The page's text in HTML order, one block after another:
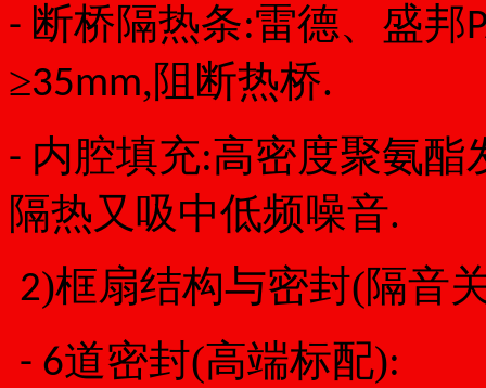
- 断桥隔热条:雷德、盛邦
≥35mm,阻断热桥.
- 内腔填充:高密度聚氨酯
隔热又吸中低频噪音.
2)框扇结构与密封(隔音
- 6道密封(高端标配):